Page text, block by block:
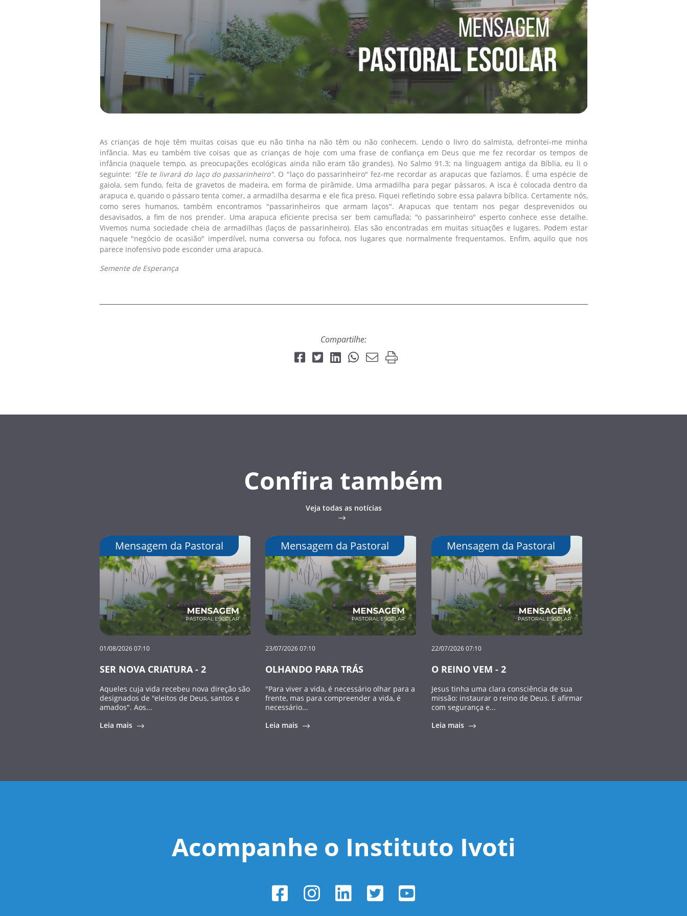
As crianças de hoje têm muitas coisas que eu não tinha na não têm ou não conhecem. Lendo o livro do salmista, defrontei-me minha
infância. Mas eu também tive coisas que as crianças de hoje com uma frase de confiança em Deus que me fez recordar os tempos de
infância (naquele tempo, as preocupações ecológicas ainda não eram tão grandes). No Salmo 91.3; na linguagem antiga da Bíblia, eu li o
seguinte: "Ele te livrará do laço do passarinheiro". O "laço do passarinheiro" fez-me recordar as arapucas que fazíamos. É uma espécie de
gaiola, sem fundo, feita de gravetos de madeira, em forma de pirâmide. Uma armadilha para pegar pássaros. A isca é colocada dentro da
arapuca e, quando o pássaro tenta comer, a armadilha desarma e ele fica preso. Fiquei refletindo sobre essa palavra bíblica. Certamente nós,
como seres humanos, também encontramos "passarinheiros que armam laços". Arapucas que tentam nos pegar desprevenidos ou
desavisados, a fim de nos prender. Uma arapuca eficiente precisa ser bem camuflada; "o passarinheiro" esperto conhece esse detalhe.
Vivemos numa sociedade cheia de armadilhas (laços de passarinheiro). Elas são encontradas em muitas situações e lugares. Podem estar
naquele "negócio de ocasião" imperdível, numa conversa ou fofoca, nos lugares que normalmente frequentamos. Enfim, aquilo que nos
parece inofensivo pode esconder uma arapuca.
Semente de Esperança
Compartilhe:
Confira também
Veja todas as notícias
Mensagem da Pastoral
01/08/2026 07:10
SER NOVA CRIATURA - 2
Aqueles cuja vida recebeu nova direção são
designados de "eleitos de Deus, santos e
amados". Aos...
Leia mais
Mensagem da Pastoral
23/07/2026 07:10
OLHANDO PARA TRÁS
"Para viver a vida, é necessário olhar para a
frente, mas para compreender a vida, é
necessário...
Leia mais
Mensagem da Pastoral
22/07/2026 07:10
O REINO VEM - 2
Jesus tinha uma clara consciência de sua
missão: instaurar o reino de Deus. E afirmar
com segurança e...
Leia mais
Acompanhe o Instituto Ivoti